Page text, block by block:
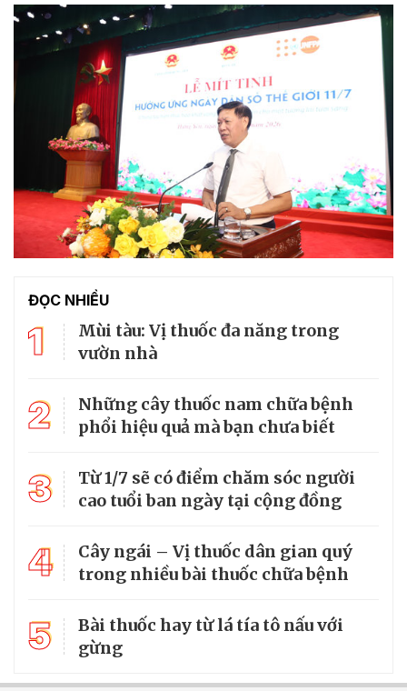
ĐỌC NHIỀU
1
Mùi tàu: Vị thuốc đa năng trong
vườn nhà
2
Những cây thuốc nam chữa bệnh
phổi hiệu quả mà bạn chưa biết
3
Từ 1/7 sẽ có điểm chăm sóc người
cao tuổi ban ngày tại cộng đồng
4
Cây ngái – Vị thuốc dân gian quý
trong nhiều bài thuốc chữa bệnh
5
Bài thuốc hay từ lá tía tô nấu với
gừng